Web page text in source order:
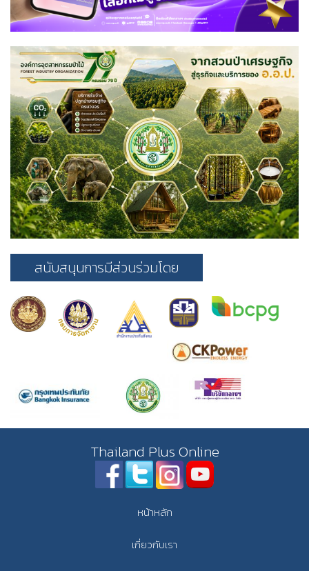
สนับสนุนการมีส่วนร่วมโดย
Thailand Plus Online
หน้าหลัก
เกี่ยวกับเรา